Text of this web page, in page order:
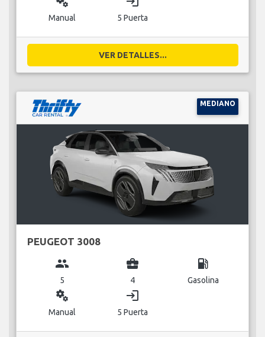
Manual 5 Puerta
VER DETALLES...
MEDIANO
PEUGEOT 3008
group
5
business_center
4
local_gas_station
Gasolina
miscellaneous_services
Manual
login
5 Puerta